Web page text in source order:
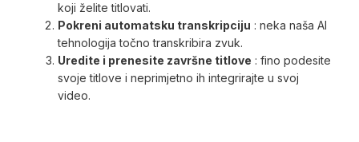
koji želite titlovati.
Pokreni automatsku transkripciju : neka naša AI
tehnologija točno transkribira zvuk.
Uredite i prenesite završne titlove : fino podesite
svoje titlove i neprimjetno ih integrirajte u svoj
video.